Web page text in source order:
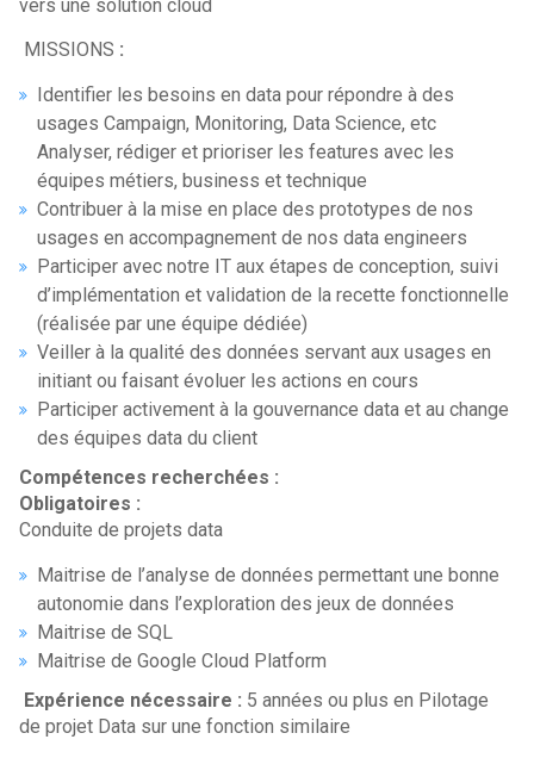
vers une solution cloud
MISSIONS :
Identifier les besoins en data pour répondre à des
usages Campaign, Monitoring, Data Science, etc
Analyser, rédiger et prioriser les features avec les
équipes métiers, business et technique
Contribuer à la mise en place des prototypes de nos
usages en accompagnement de nos data engineers
Participer avec notre IT aux étapes de conception, suivi
d’implémentation et validation de la recette fonctionnelle
(réalisée par une équipe dédiée)
Veiller à la qualité des données servant aux usages en
initiant ou faisant évoluer les actions en cours
Participer activement à la gouvernance data et au change
des équipes data du client
Compétences recherchées :
Obligatoires :
Conduite de projets data
Maitrise de l’analyse de données permettant une bonne
autonomie dans l’exploration des jeux de données
Maitrise de SQL
Maitrise de Google Cloud Platform
Expérience nécessaire : 5 années ou plus en Pilotage
de projet Data sur une fonction similaire